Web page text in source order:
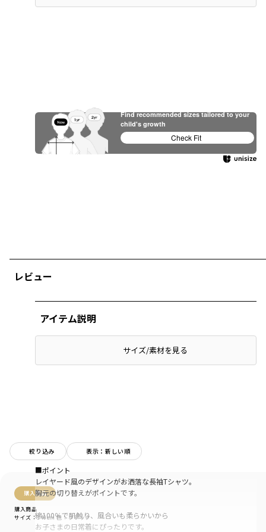
レビュー
絞り込み 表示：新しい順
購入商品
購入商品
サイズ：140cm 色：ブラック
アイテム説明
サイズ/素材を見る
■ポイント
レイヤード風のデザインがお洒落な長袖Tシャツ。
胸元の切り替えがポイントです。
綿100％で肌触り、風合いも柔らかいから
お子さまの日常着にぴったりです。
Find recommended sizes tailored to your
child's growth
Check Fit